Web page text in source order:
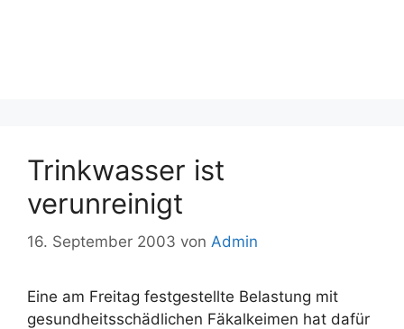
Trinkwasser ist
verunreinigt
16. September 2003 von Admin
Eine am Freitag festgestellte Belastung mit
gesundheitsschädlichen Fäkalkeimen hat dafür